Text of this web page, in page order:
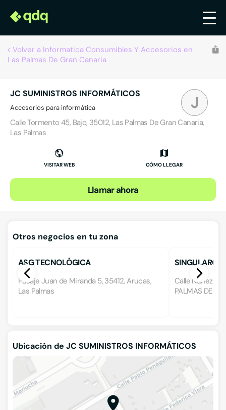
Volver a Informatica Consumibles Y Accesorios en
Las Palmas De Gran Canaria
J
JC SUMINISTROS INFORMÁTICOS
Accesorios para informática
Calle Tormento 45, Bajo, 35012, Las Palmas De Gran Canaria,
Las Palmas
VISITAR WEB CÓMO LLEGAR
Llamar ahora
Otros negocios en tu zona
ASG TECNOLÓGICA
Pasaje Juan de Miranda 5, 35412, Arucas,
Las Palmas
Calle Nuñez de
PALMAS DE
Ubicación de JC SUMINISTROS INFORMÁTICOS